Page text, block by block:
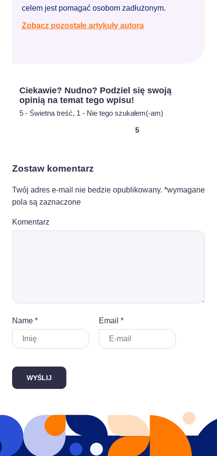
celem jest pomagać osobom zadłużonym.
Zobacz pozostałe artykuły autora
Ciekawie? Nudno? Podziel się swoją
opinią na temat tego wpisu!
5 - Świetna treść, 1 - Nie tego szukałem(-am)
5
Zostaw komentarz
Twój adres e-mail nie bedzie opublikowany. *wymagane
pola są zaznaczone
Komentarz
Name * Email *